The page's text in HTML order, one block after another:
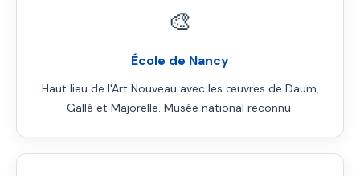
🎨
École de Nancy
Haut lieu de l'Art Nouveau avec les œuvres de Daum,
Gallé et Majorelle. Musée national reconnu.